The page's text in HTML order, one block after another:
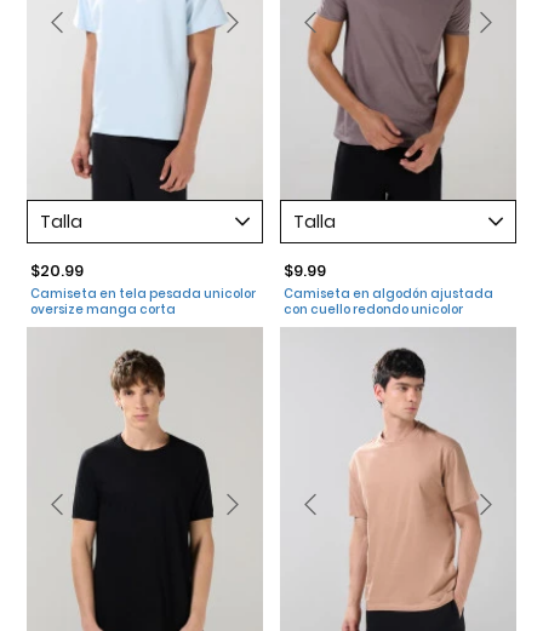
Talla
$20.99
Camiseta en tela pesada unicolor
oversize manga corta
Talla
$9.99
Camiseta en algodón ajustada
con cuello redondo unicolor